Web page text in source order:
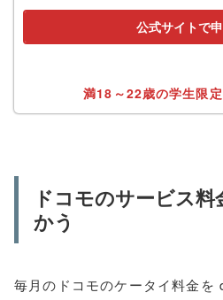
公式サイトで
満18～22歳の学生限
ドコモのサービス
かう
毎月のドコモのケータイ料金を